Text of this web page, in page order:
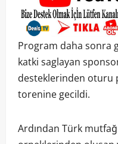
Program daha sonra
katki saglayan
desteklerinden oturu
torenine gecildi.
Ardından Türk